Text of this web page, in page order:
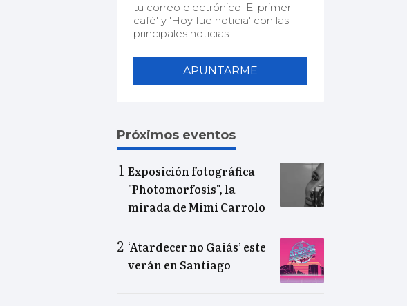
tu correo electrónico 'El primer
café' y 'Hoy fue noticia' con las
principales noticias.
APUNTARME
Próximos eventos
Exposición fotográfica
"Photomorfosis", la
mirada de Mimi Carrolo
‘Atardecer no Gaiás’ este
verán en Santiago